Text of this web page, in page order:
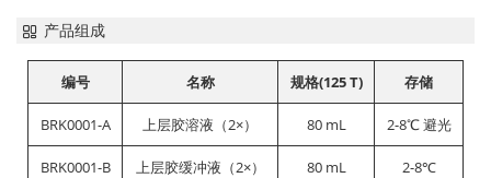
产品组成
编号 名称 规格(125 T) 存储
BRK0001-A 上层胶溶液（2×） 80 mL 2-8℃ 避光
BRK0001-B 上层胶缓冲液（2×） 80 mL 2-8℃